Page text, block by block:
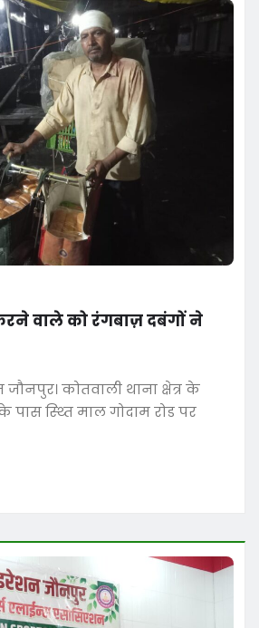
वाले को रंगबाज़ दबंगों ने
कोतवाली थाना क्षेत्र के
पास स्थ्ति माल गोदाम रोड पर